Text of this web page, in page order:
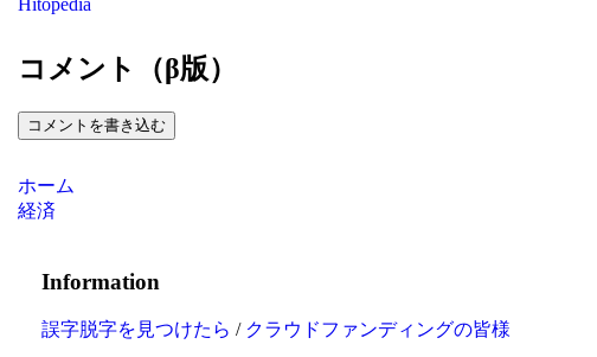
Hitopedia
コメント（β版）
コメントを書き込む
ホーム
経済
Information
誤字脱字を見つけたら / クラウドファンディングの皆様